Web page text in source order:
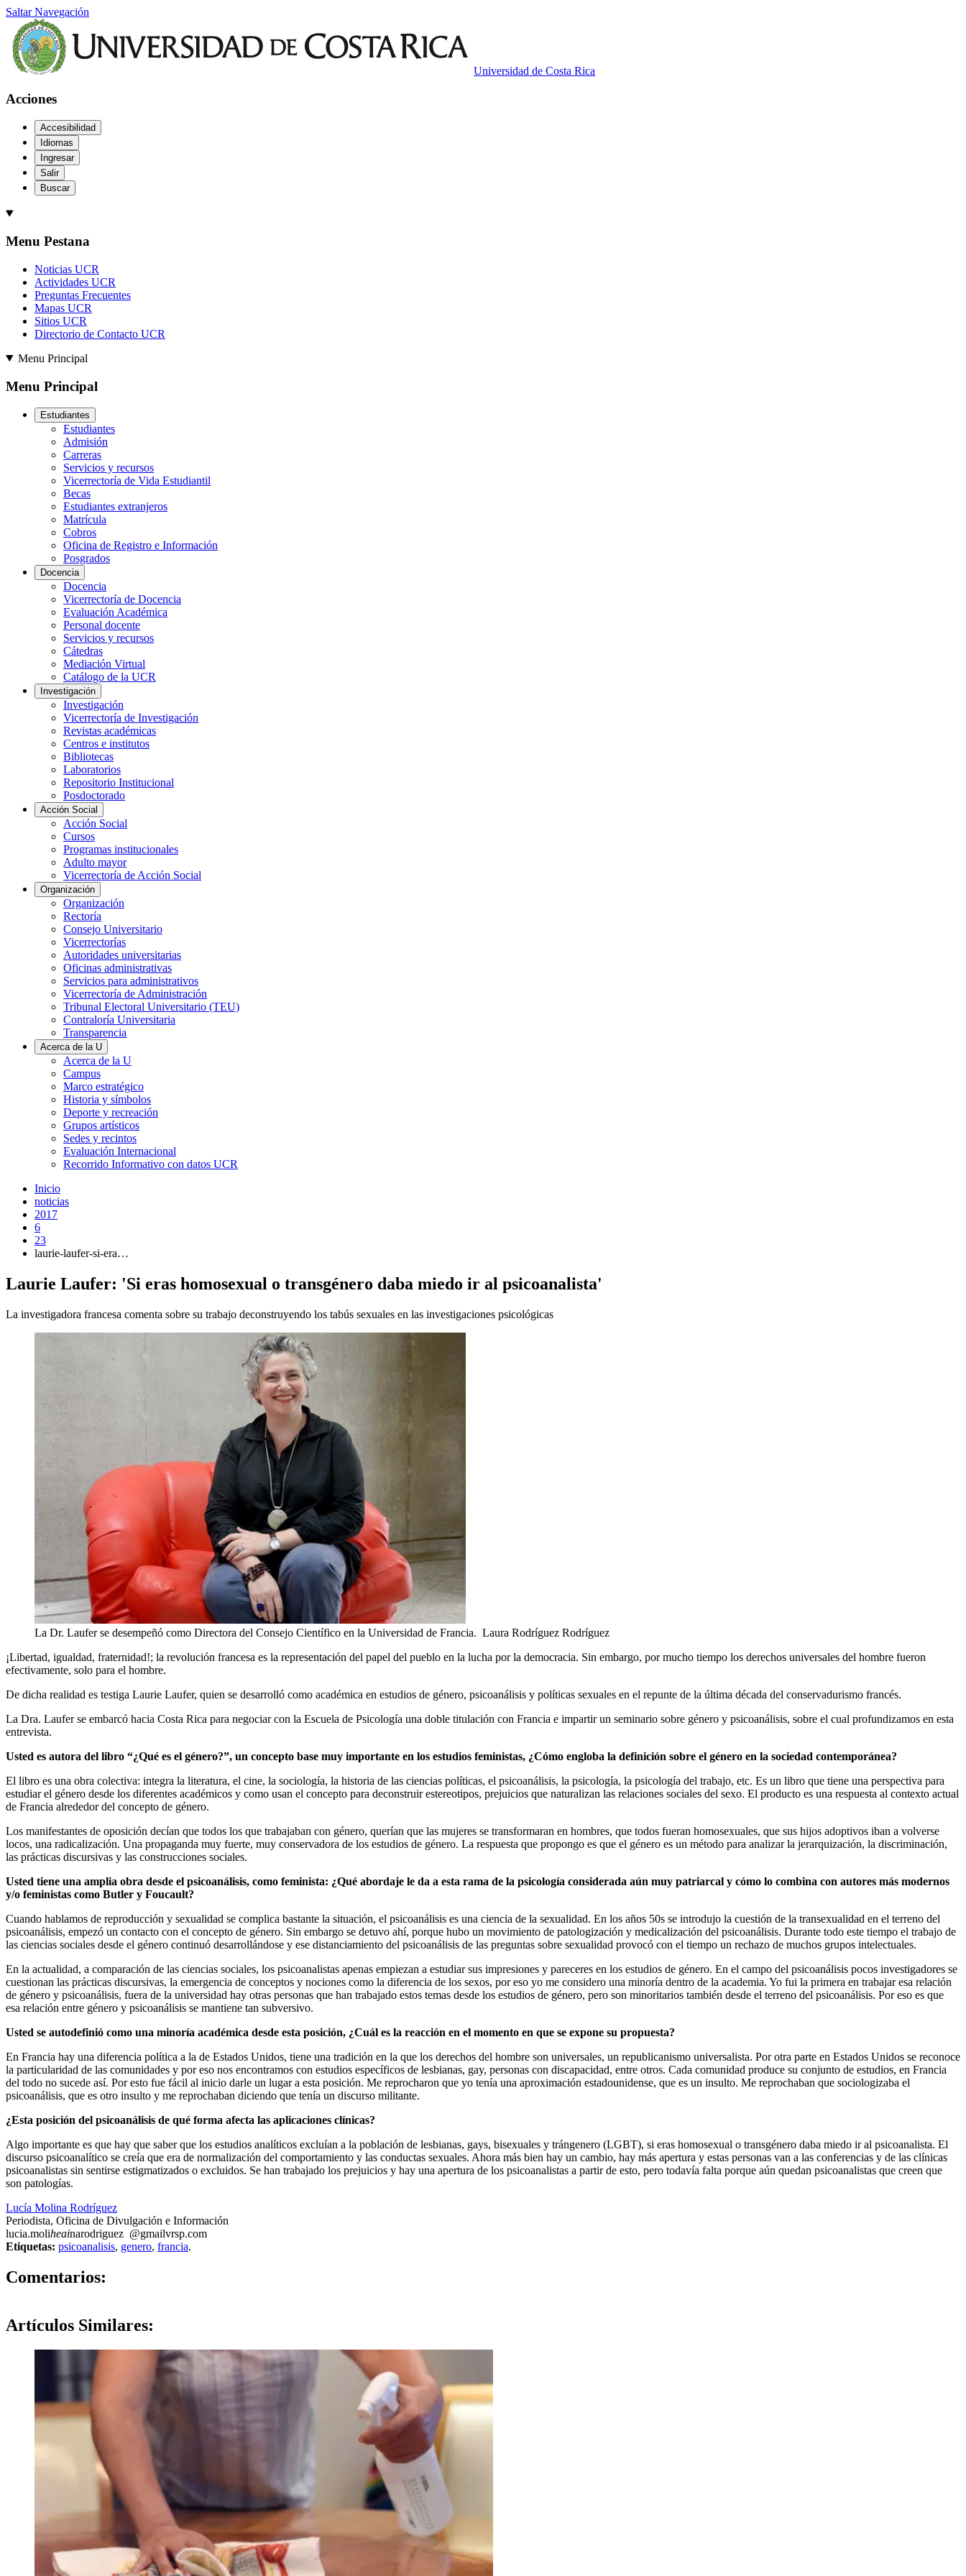
Saltar Navegación
Universidad de Costa Rica
Acciones
Accesibilidad
Idiomas
Ingresar
Salir
Buscar
Menu Pestana
Noticias UCR
Actividades UCR
Preguntas Frecuentes
Mapas UCR
Sitios UCR
Directorio de Contacto UCR
Menu Principal
Menu Principal
Estudiantes
Estudiantes
Admisión
Carreras
Servicios y recursos
Vicerrectoría de Vida Estudiantil
Becas
Estudiantes extranjeros
Matrícula
Cobros
Oficina de Registro e Información
Posgrados
Docencia
Docencia
Vicerrectoría de Docencia
Evaluación Académica
Personal docente
Servicios y recursos
Cátedras
Mediación Virtual
Catálogo de la UCR
Investigación
Investigación
Vicerrectoría de Investigación
Revistas académicas
Centros e institutos
Bibliotecas
Laboratorios
Repositorio Institucional
Posdoctorado
Acción Social
Acción Social
Cursos
Programas institucionales
Adulto mayor
Vicerrectoría de Acción Social
Organización
Organización
Rectoría
Consejo Universitario
Vicerrectorías
Autoridades universitarias
Oficinas administrativas
Servicios para administrativos
Vicerrectoría de Administración
Tribunal Electoral Universitario (TEU)
Contraloría Universitaria
Transparencia
Acerca de la U
Acerca de la U
Campus
Marco estratégico
Historia y símbolos
Deporte y recreación
Grupos artísticos
Sedes y recintos
Evaluación Internacional
Recorrido Informativo con datos UCR
Inicio
noticias
2017
6
23
laurie-laufer-si-era…
Laurie Laufer: 'Si eras homosexual o transgénero daba miedo ir al psicoanalista'
La investigadora francesa comenta sobre su trabajo deconstruyendo los tabús sexuales en las investigaciones psicológicas
La Dr. Laufer se desempeñó como Directora del Consejo Científico en la Universidad de Francia. Laura Rodríguez Rodríguez
¡Libertad, igualdad, fraternidad!; la revolución francesa es la representación del papel del pueblo en la lucha por la democracia. Sin embargo, por mucho tiempo los derechos universales del hombre fueron
efectivamente, solo para el hombre.
De dicha realidad es testiga Laurie Laufer, quien se desarrolló como académica en estudios de género, psicoanálisis y políticas sexuales en el repunte de la última década del conservadurismo francés.
La Dra. Laufer se embarcó hacia Costa Rica para negociar con la Escuela de Psicología una doble titulación con Francia e impartir un seminario sobre género y psicoanálisis, sobre el cual profundizamos en esta
entrevista.
Usted es autora del libro “¿Qué es el género?”, un concepto base muy importante en los estudios feministas, ¿Cómo engloba la definición sobre el género en la sociedad contemporánea?
El libro es una obra colectiva: integra la literatura, el cine, la sociología, la historia de las ciencias políticas, el psicoanálisis, la psicología, la psicología del trabajo, etc. Es un libro que tiene una perspectiva para
estudiar el género desde los diferentes académicos y como usan el concepto para deconstruir estereotipos, prejuicios que naturalizan las relaciones sociales del sexo. El producto es una respuesta al contexto actual
de Francia alrededor del concepto de género.
Los manifestantes de oposición decían que todos los que trabajaban con género, querían que las mujeres se transformaran en hombres, que todos fueran homosexuales, que sus hijos adoptivos iban a volverse
locos, una radicalización. Una propaganda muy fuerte, muy conservadora de los estudios de género. La respuesta que propongo es que el género es un método para analizar la jerarquización, la discriminación,
las prácticas discursivas y las construcciones sociales.
Usted tiene una amplia obra desde el psicoanálisis, como feminista: ¿Qué abordaje le da a esta rama de la psicología considerada aún muy patriarcal y cómo lo combina con autores más modernos
y/o feministas como Butler y Foucault?
Cuando hablamos de reproducción y sexualidad se complica bastante la situación, el psicoanálisis es una ciencia de la sexualidad. En los años 50s se introdujo la cuestión de la transexualidad en el terreno del
psicoanálisis, empezó un contacto con el concepto de género. Sin embargo se detuvo ahí, porque hubo un movimiento de patologización y medicalización del psicoanálisis. Durante todo este tiempo el trabajo de
las ciencias sociales desde el género continuó desarrollándose y ese distanciamiento del psicoanálisis de las preguntas sobre sexualidad provocó con el tiempo un rechazo de muchos grupos intelectuales.
En la actualidad, a comparación de las ciencias sociales, los psicoanalistas apenas empiezan a estudiar sus impresiones y pareceres en los estudios de género. En el campo del psicoanálisis pocos investigadores se
cuestionan las prácticas discursivas, la emergencia de conceptos y nociones como la diferencia de los sexos, por eso yo me considero una minoría dentro de la academia. Yo fui la primera en trabajar esa relación
de género y psicoanálisis, fuera de la universidad hay otras personas que han trabajado estos temas desde los estudios de género, pero son minoritarios también desde el terreno del psicoanálisis. Por eso es que
esa relación entre género y psicoanálisis se mantiene tan subversivo.
Usted se autodefinió como una minoría académica desde esta posición, ¿Cuál es la reacción en el momento en que se expone su propuesta?
En Francia hay una diferencia política a la de Estados Unidos, tiene una tradición en la que los derechos del hombre son universales, un republicanismo universalista. Por otra parte en Estados Unidos se reconoce
la particularidad de las comunidades y por eso nos encontramos con estudios específicos de lesbianas, gay, personas con discapacidad, entre otros. Cada comunidad produce su conjunto de estudios, en Francia
del todo no sucede así. Por esto fue fácil al inicio darle un lugar a esta posición. Me reprocharon que yo tenía una aproximación estadounidense, que es un insulto. Me reprochaban que sociologizaba el
psicoanálisis, que es otro insulto y me reprochaban diciendo que tenía un discurso militante.
¿Esta posición del psicoanálisis de qué forma afecta las aplicaciones clínicas?
Algo importante es que hay que saber que los estudios analíticos excluían a la población de lesbianas, gays, bisexuales y trángenero (LGBT), si eras homosexual o transgénero daba miedo ir al psicoanalista. El
discurso psicoanalítico se creía que era de normalización del comportamiento y las conductas sexuales. Ahora más bien hay un cambio, hay más apertura y estas personas van a las conferencias y de las clínicas
psicoanalistas sin sentirse estigmatizados o excluidos. Se han trabajado los prejuicios y hay una apertura de los psicoanalistas a partir de esto, pero todavía falta porque aún quedan psicoanalistas que creen que
son patologías.
Lucía Molina Rodríguez
Periodista, Oficina de Divulgación e Información
lucia.moliheainarodriguez @gmailvrsp.com
Etiquetas: psicoanalisis, genero, francia.
Comentarios:
Artículos Similares: